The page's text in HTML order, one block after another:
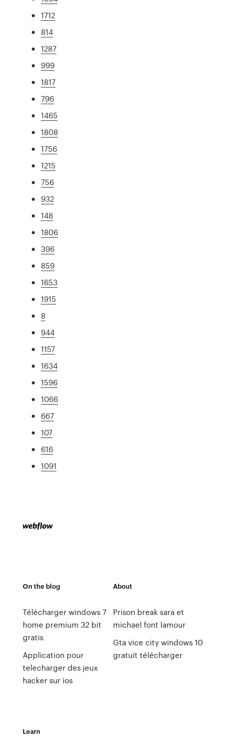
1712
814
1287
999
1817
796
1465
1808
1756
1215
756
932
148
1806
396
859
1653
1915
8
944
1157
1634
1596
1066
667
107
616
1091
On the blog
Télécharger windows 7
home premium 32 bit
gratis
Application pour
telecharger des jeux
hacker sur ios
About
Prison break sara et
michael font lamour
Gta vice city windows 10
gratuit télécharger
Learn